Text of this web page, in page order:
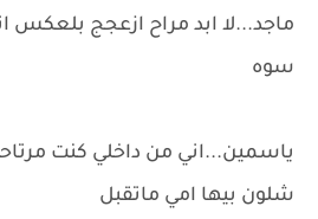
ماجد...لا ابد مراح ازعجج بلعكس
سوه
ياسمين...اني من داخلي كنت
شلون بيها امي ماتقبل